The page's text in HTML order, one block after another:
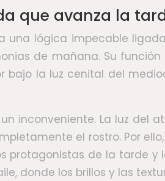
que avanza la
una lógica impecable
de mañana. Su
la luz cenital del
inconveniente. La luz del
el rostro. Por
de la tarde y
donde los brillos y las